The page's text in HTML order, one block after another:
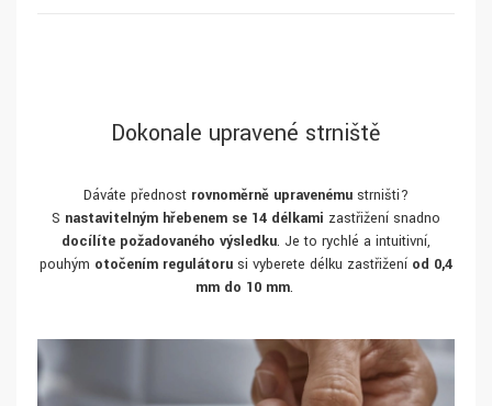
Dokonale upravené strniště
Dáváte přednost rovnoměrně upravenému strništi?
S nastavitelným hřebenem se 14 délkami zastřižení snadno
docílíte požadovaného výsledku. Je to rychlé a intuitivní,
pouhým otočením regulátoru si vyberete délku zastřižení od 0,4
mm do 10 mm.